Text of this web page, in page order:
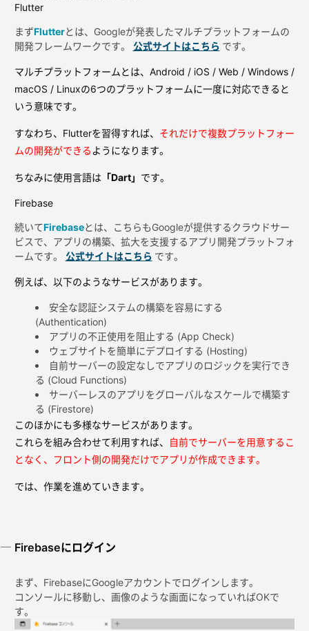
Flutter
まずFlutterとは、Googleが発表したマルチプラットフォームの
開発フレームワークです。
公式サイトはこちら です。
マルチプラットフォームとは、Android / iOS / Web / Windows /
macOS / Linuxの6つのプラットフォームに一度に対応できると
いう意味です。
すなわち、Flutterを習得すれば、 それだけで複数プラットフォー
ムの開発ができる ようになります。
ちなみに使用言語は 「Dart」 です。
Firebase
続いてFirebaseとは、こちらもGoogleが提供するクラウドサー
ビスで、アプリの構築、拡大を支援するアプリ開発プラットフォ
ームです。
公式サイトはこちら です。
例えば、以下のようなサービスがあります。
安全な認証システムの構築を容易にする
(Authentication)
アプリの不正使用を阻止する (App Check)
ウェブサイトを簡単にデプロイする (Hosting)
自前サーバーの設定なしでアプリのロジックを実行でき
る (Cloud Functions)
サーバーレスのアプリをグローバルなスケールで構築す
る (Firestore)
このほかにも多様なサービスがあります。
これらを組み合わせて利用すれば、
自前でサーバーを用意するこ
となく、フロント側の開発だけでアプリが作成できます。
では、作業を進めていきます。
Firebaseにログイン
まず、FirebaseにGoogleアカウントでログインします。
コンソールに移動し、画像のような画面になっていればOKで
す。